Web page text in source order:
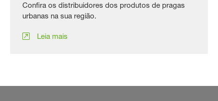
Confira os distribuidores dos produtos de pragas
urbanas na sua região.
Leia mais